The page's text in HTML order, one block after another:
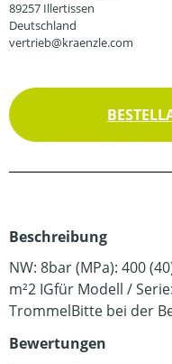
89257 Illertissen
Deutschland
vertrieb@kraenzle.com
Beschreibung
NW: 8bar (MPa): 400
m²2 IGfür Modell /
TrommelBitte bei der
Bewertungen